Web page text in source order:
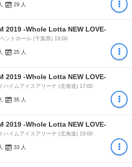
29 人
2019 -Whole Lotta NEW LOVE-
ントホール (千葉県) 19:00
25 人
2019 -Whole Lotta NEW LOVE-
ハイムアイスアリーナ (北海道) 17:00
35 人
2019 -Whole Lotta NEW LOVE-
ハイムアイスアリーナ (北海道) 19:00
33 人